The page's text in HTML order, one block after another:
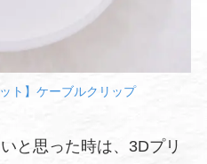
ット】ケーブルクリップ
と思った時は、3Dプリ